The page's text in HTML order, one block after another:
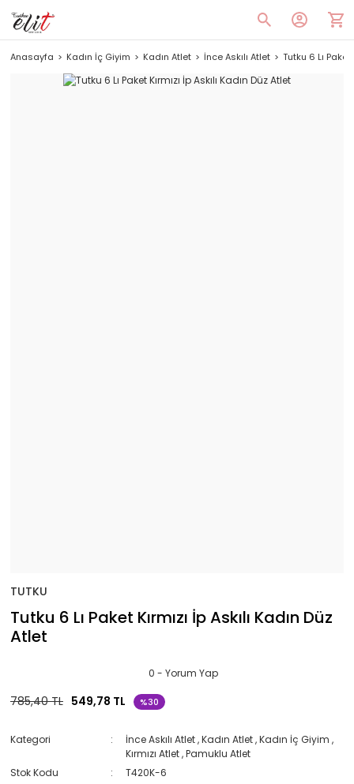
Anasayfa Kadın İç Giyim Kadın Atlet İnce Askılı Atlet Tutku 6 Lı Paket
TUTKU
Tutku 6 Lı Paket Kırmızı İp Askılı Kadın Düz
Atlet
0 - Yorum Yap
785,40 TL 549,78 TL %30
Kategori İnce Askılı Atlet,Kadın Atlet ,Kadın İç Giyim ,
Kırmızı Atlet ,Pamuklu Atlet
Stok Kodu
T420K-6